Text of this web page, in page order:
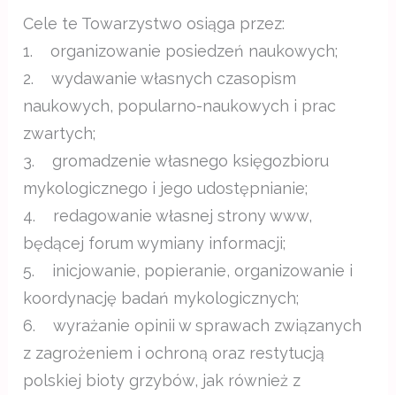
Cele te Towarzystwo osiąga przez:
1. organizowanie posiedzeń naukowych;
2. wydawanie własnych czasopism
naukowych, popularno-naukowych i prac
zwartych;
3. gromadzenie własnego księgozbioru
mykologicznego i jego udostępnianie;
4. redagowanie własnej strony www,
będącej forum wymiany informacji;
5. inicjowanie, popieranie, organizowanie i
koordynację badań mykologicznych;
6. wyrażanie opinii w sprawach związanych
z zagrożeniem i ochroną oraz restytucją
polskiej bioty grzybów, jak również z